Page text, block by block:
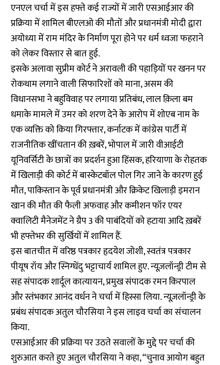
एनएल चर्चा में इस हफ्ते कई राज्यों में जारी एसआईआर की
प्रक्रिया में शामिल बीएलओ की मौतों और प्रधानमंत्री मोदी द्वारा
अयोध्या में राम मंदिर के निर्माण पूरा होने पर धर्म ध्वजा फहराने
को लेकर विस्तार से बात हुई.
इसके अलावा सुप्रीम कोर्ट ने अरावली की पहाड़ियों पर खनन पर
रोकथाम लगाने वाली सिफारिशों को माना, असम की
विधानसभा ने बहुविवाह पर लगाया प्रतिबंध, लाल क़िला बम
धमाके मामले में उमर को शरण देने के आरोप में शोएब नाम के
एक व्यक्ति को किया गिरफ्तार, कर्नाटक में कांग्रेस पार्टी में
राजनीतिक खींचतान की ख़बरें, भोपाल में जारी वीआईटी
यूनिवर्सिटी के छात्रों का प्रदर्शन हुआ हिंसक, हरियाणा के रोहतक
में खिलाड़ी की कोर्ट में बास्केटबॉल पोल गिर जाने के कारण हुई
मौत, पाकिस्तान के पूर्व प्रधानमंत्री और क्रिकेट खिलाड़ी इमरान
खान की मौत की फैली अफवाह और कमीशन फॉर एयर
क्वालिटी मैनेजमेंट ने ग्रैप 3 की पाबंदियों को हटाया आदि ख़बरें
भी हफ्तेभर की सुर्खियों में शामिल हैं.
इस बातचीत में वरिष्ठ पत्रकार हृदयेश जोशी, स्वतंत्र पत्रकार
पीयूष रॉय और स्निग्धेंदु भट्टाचार्य शामिल हुए. न्यूज़लॉन्ड्री टीम से
सह संपादक शार्दूल कात्यायन, प्रमुख संपादक रमन किरपाल
और स्तंभकार आनंद वर्धन ने चर्चा में हिस्सा लिया. न्यूज़लॉन्ड्री के
प्रबंध संपादक अतुल चौरसिया ने इस लाइव चर्चा का संचालन
किया.
एसआईआर की प्रक्रिया पर उठते सवालों के मुद्दे पर चर्चा की
शुरुआत करते हुए अतुल चौरसिया ने कहा, “चुनाव आयोग बहुत